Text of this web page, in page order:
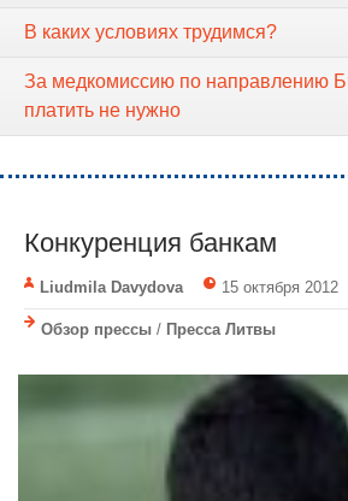
В каких условиях трудимся?
За медкомиссию по направлению
платить не нужно
Конкуренция банкам
Liudmila Davydova 15 октября 2012
Обзор прессы / Пресса Литвы